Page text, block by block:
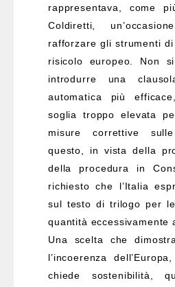
rappresentava, come
Coldiretti,
rafforzare gli strumenti
risicolo europeo. Non
introdurre una
automatica più
soglia troppo elevata
misure correttive
questo, in vista della
della procedura in
richiesto che l’Italia
sul testo di trilogo per
quantità eccessivamente
Una scelta che
l’incoerenza
chiede sostenibilità,